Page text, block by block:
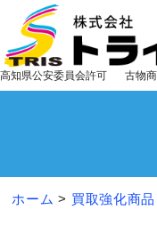
高知県公安委員会許可 古物
ホーム > 買取強化商品